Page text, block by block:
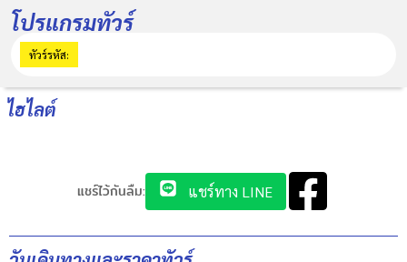
โปรแกรมทัวร์
ทัวร์รหัส:
ไฮไลต์
แชร์ไว้กันลืม: แชร์ทาง LINE